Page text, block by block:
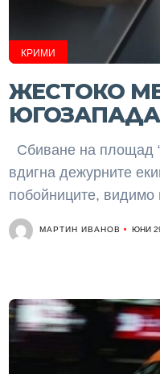
КРИМИ
ЖЕСТОКО
Сбиване на площад
вдигна дежурните
побойниците, видимо
МАРТИН ИВАНОВ ЮНИ